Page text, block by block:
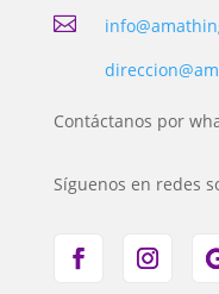

Contáctanos por
Síguenos en redes